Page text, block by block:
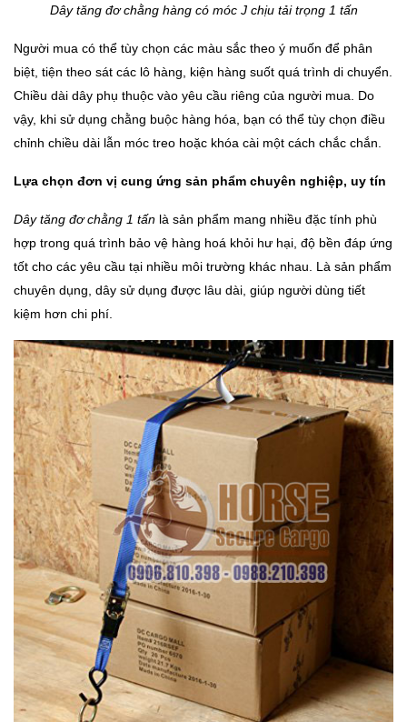
Dây tăng đơ chằng hàng có móc J chịu tải trọng 1 tấn
Người mua có thể tùy chọn các màu sắc theo ý muốn để phân
biệt, tiện theo sát các lô hàng, kiện hàng suốt quá trình di chuyển.
Chiều dài dây phụ thuộc vào yêu cầu riêng của người mua. Do
vậy, khi sử dụng chằng buộc hàng hóa, bạn có thể tùy chọn điều
chỉnh chiều dài lẫn móc treo hoặc khóa cài một cách chắc chắn.
Lựa chọn đơn vị cung ứng sản phẩm chuyên nghiệp, uy tín
Dây tăng đơ chằng 1 tấn là sản phẩm mang nhiều đặc tính phù
hợp trong quá trình bảo vệ hàng hoá khỏi hư hại, độ bền đáp ứng
tốt cho các yêu cầu tại nhiều môi trường khác nhau. Là sản phẩm
chuyên dụng, dây sử dụng được lâu dài, giúp người dùng tiết
kiệm hơn chi phí.